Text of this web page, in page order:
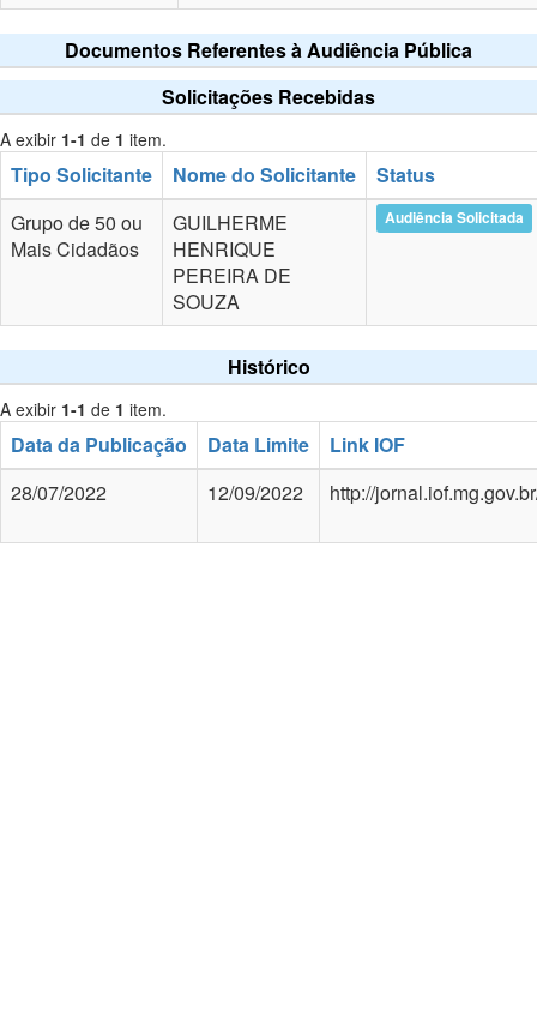
Documentos Referentes à Audiência Pública
Solicitações Recebidas
A exibir 1-1 de 1 item.
Tipo Solicitante Nome do Solicitante
Status
Grupo de 50 ou
Mais Cidadãos
GUILHERME
HENRIQUE
PEREIRA DE
SOUZA
Audiência Solicitada
Histórico
A exibir 1-1 de 1 item.
Data da Publicação Data Limite
Link IOF
28/07/2022
12/09/2022 http://